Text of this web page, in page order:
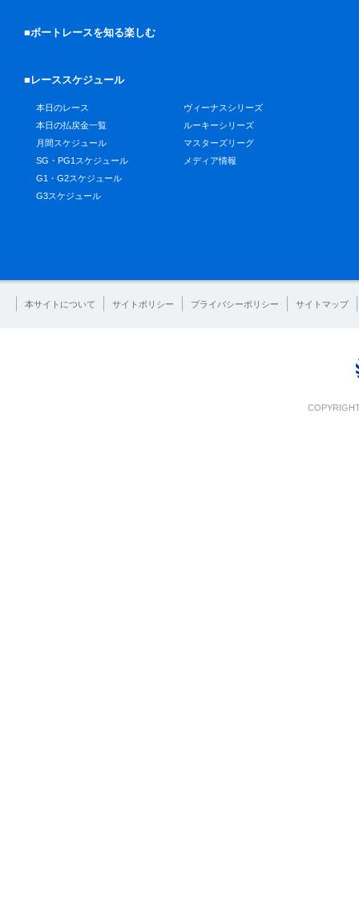
■ボートレースを知る楽しむ
■レーススケジュール
本日のレース
本日の払戻金一覧
月間スケジュール
SG・PG1スケジュール
G1・G2スケジュール
G3スケジュール
ヴィーナスシリーズ
ルーキーシリーズ
マスターズリーグ
メディア情報
本サイトについて サイトポリシー プライバシーポリシー サイトマップ